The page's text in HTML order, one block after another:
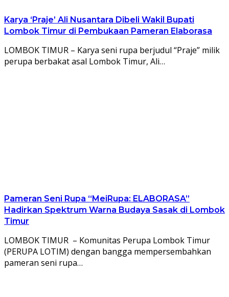
Karya ‘Praje’ Ali Nusantara Dibeli Wakil Bupati
Lombok Timur di Pembukaan Pameran Elaborasa
LOMBOK TIMUR – Karya seni rupa berjudul “Praje” milik
perupa berbakat asal Lombok Timur, Ali…
Pameran Seni Rupa “MeiRupa: ELABORASA”
Hadirkan Spektrum Warna Budaya Sasak di Lombok
Timur
LOMBOK TIMUR – Komunitas Perupa Lombok Timur
(PERUPA LOTIM) dengan bangga mempersembahkan
pameran seni rupa…